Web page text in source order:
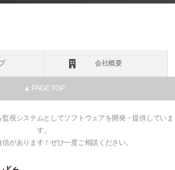
会社概要
▲ PAGE TOP
視システムとしてソフトウェアを開発・提供していま
す。
信があります！ぜひ一度ご相談ください。